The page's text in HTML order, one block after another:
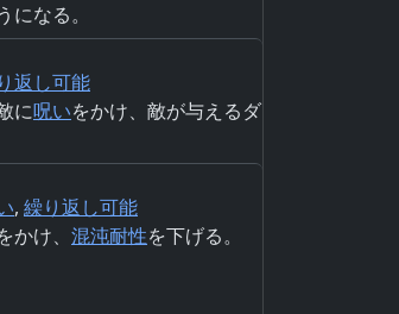
になる。
返し可能
に呪いをかけ、敵が与えるダ
, 繰り返し可能
かけ、 混沌耐性を下げる。